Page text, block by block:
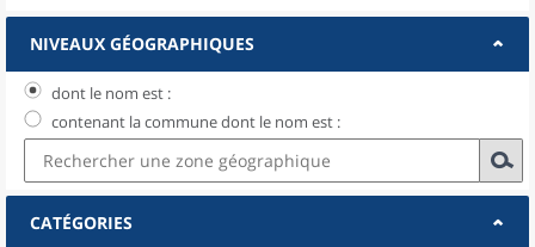
NIVEAUX GÉOGRAPHIQUES
dont le nom est :
contenant la commune dont le nom est :
CATÉGORIES